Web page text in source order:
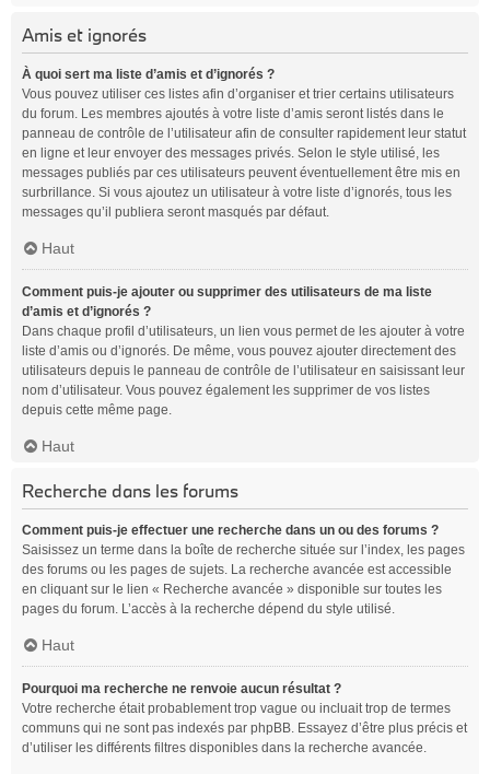
Amis et ignorés
À quoi sert ma liste d’amis et d’ignorés ?
Vous pouvez utiliser ces listes afin d’organiser et trier certains utilisateurs
du forum. Les membres ajoutés à votre liste d’amis seront listés dans le
panneau de contrôle de l’utilisateur afin de consulter rapidement leur statut
en ligne et leur envoyer des messages privés. Selon le style utilisé, les
messages publiés par ces utilisateurs peuvent éventuellement être mis en
surbrillance. Si vous ajoutez un utilisateur à votre liste d’ignorés, tous les
messages qu’il publiera seront masqués par défaut.
Haut
Comment puis-je ajouter ou supprimer des utilisateurs de ma liste
d’amis et d’ignorés ?
Dans chaque profil d’utilisateurs, un lien vous permet de les ajouter à votre
liste d’amis ou d’ignorés. De même, vous pouvez ajouter directement des
utilisateurs depuis le panneau de contrôle de l’utilisateur en saisissant leur
nom d’utilisateur. Vous pouvez également les supprimer de vos listes
depuis cette même page.
Haut
Recherche dans les forums
Comment puis-je effectuer une recherche dans un ou des forums ?
Saisissez un terme dans la boîte de recherche située sur l’index, les pages
des forums ou les pages de sujets. La recherche avancée est accessible
en cliquant sur le lien « Recherche avancée » disponible sur toutes les
pages du forum. L’accès à la recherche dépend du style utilisé.
Haut
Pourquoi ma recherche ne renvoie aucun résultat ?
Votre recherche était probablement trop vague ou incluait trop de termes
communs qui ne sont pas indexés par phpBB. Essayez d’être plus précis et
d’utiliser les différents filtres disponibles dans la recherche avancée.